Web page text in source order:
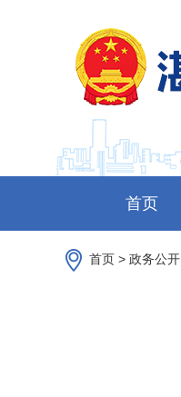
首页
首页 > 政务公开